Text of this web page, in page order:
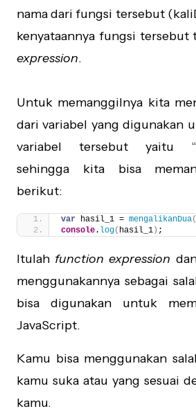
nama dari fungsi tersebut
kenyataannya fungsi tersebut
expression.
Untuk memanggilnya kita
dari variabel yang digunakan
variabel tersebut yaitu
sehingga kita bisa
berikut:
var hasil_1 = mengalikanDua(
console. log( hasil_1 ) ;
Itulah function expression
menggunakannya sebagai
bisa digunakan untuk
JavaScript.
Kamu bisa menggunakan
kamu suka atau yang sesuai
kamu.